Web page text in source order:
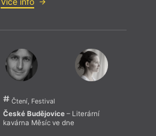
Čtení, Festival
České Budějovice– Literární
kavárna Měsíc ve dne